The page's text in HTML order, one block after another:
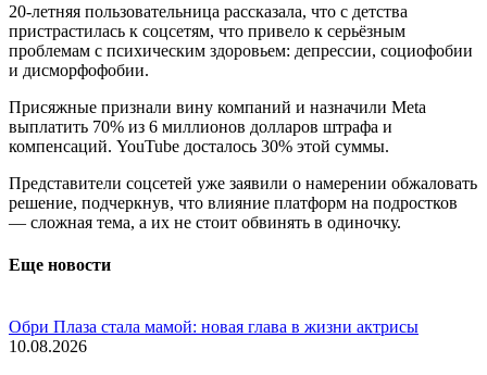
20-летняя пользовательница рассказала, что с детства
пристрастилась к соцсетям, что привело к серьёзным
проблемам с психическим здоровьем: депрессии, социофобии
и дисморфофобии.
Присяжные признали вину компаний и назначили Meta
выплатить 70% из 6 миллионов долларов штрафа и
компенсаций. YouTube досталось 30% этой суммы.
Представители соцсетей уже заявили о намерении обжаловать
решение, подчеркнув, что влияние платформ на подростков
— сложная тема, а их не стоит обвинять в одиночку.
Еще новости
Обри Плаза стала мамой: новая глава в жизни актрисы
10.08.2026